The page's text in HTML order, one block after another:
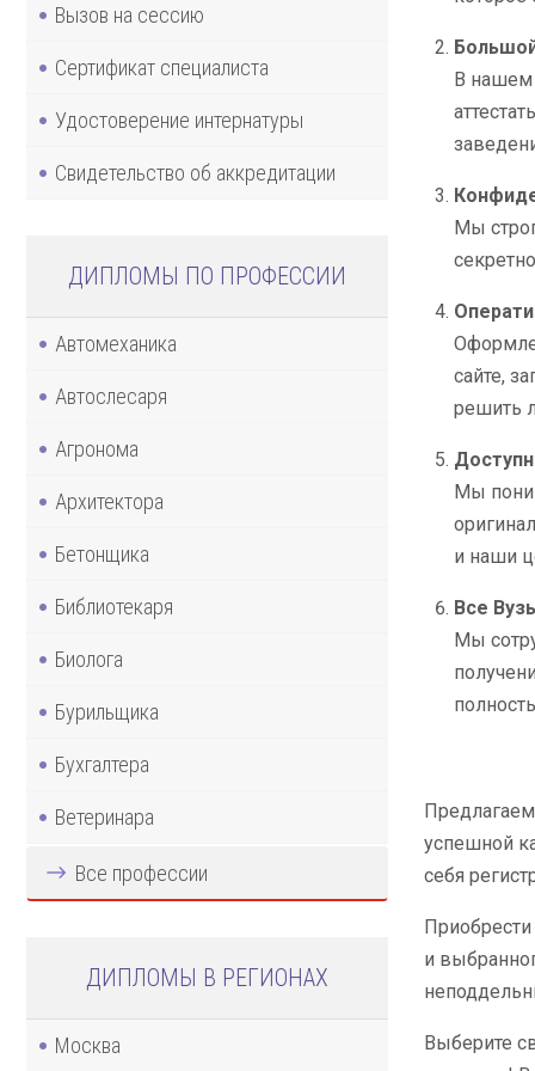
Вызов на сессию
Сертификат специалиста
Удостоверение интернатуры
Свидетельство об аккредитации
ДИПЛОМЫ ПО ПРОФЕССИИ
Автомеханика
Автослесаря
Агронома
Архитектора
Бетонщика
Библиотекаря
Биолога
Бурильщика
Бухгалтера
Ветеринара
Все профессии
ДИПЛОМЫ В РЕГИОНАХ
Москва
В нашем
Мы
сайте,
решить
Мы
и наши
Все
Мы
успешной
себя
и
Выберите